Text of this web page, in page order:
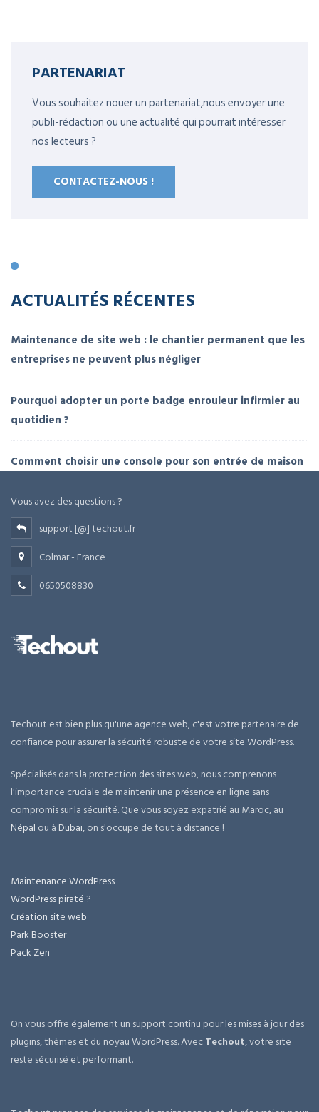
PARTENARIAT
Vous souhaitez nouer un partenariat,nous envoyer une
publi-rédaction ou une actualité qui pourrait intéresser
nos lecteurs ?
CONTACTEZ-NOUS !
ACTUALITÉS RÉCENTES
Maintenance de site web : le chantier permanent que les
entreprises ne peuvent plus négliger
Pourquoi adopter un porte badge enrouleur infirmier au
quotidien ?
Comment choisir une console pour son entrée de maison
Vous avez des questions ?
support [@] techout.fr
Colmar - France
0650508830
Techout est bien plus qu'une agence web, c'est votre partenaire de
confiance pour assurer la sécurité robuste de votre site WordPress.
Spécialisés dans la protection des sites web, nous comprenons
l'importance cruciale de maintenir une présence en ligne sans
compromis sur la sécurité. Que vous soyez expatrié au Maroc, au
Népal ou àDubai, on s'occupe de tout à distance !
Maintenance WordPress
WordPress piraté ?
Création site web
Park Booster
Pack Zen
On vous offre également un support continu pour les mises à jour des
plugins, thèmes et du noyau WordPress. AvecTechout, votre site
reste sécurisé et performant.